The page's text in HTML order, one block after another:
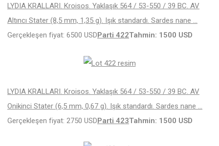
LYDIA KRALLARI. Kroisos. Yaklaşık 564 / 53-550 / 39 BC. AV
Altıncı Stater (8,5 mm, 1,35 g). Işık standardı. Sardes nane …
Gerçekleşen fiyat: 6500 USDParti 422Tahmin: 1500 USD
LYDIA KRALLARI. Kroisos. Yaklaşık 564 / 53-550 / 39 BC. AV
Onikinci Stater (6,5 mm, 0,67 g). Işık standardı. Sardes nane …
Gerçekleşen fiyat: 2750 USDParti 423Tahmin: 1500 USD